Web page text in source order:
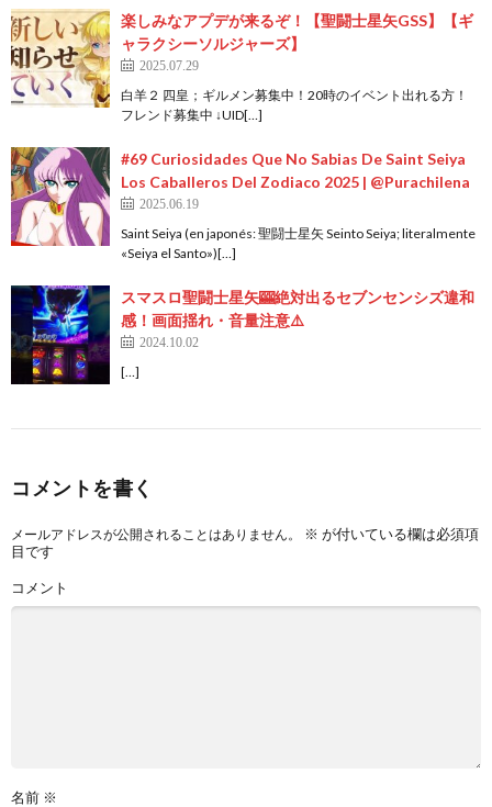
楽しみなアプデが来るぞ！【聖闘士星矢GSS】【ギ
ャラクシーソルジャーズ】
2025.07.29
白羊２ 四皇；ギルメン募集中！20時のイベント出れる方！
フレンド募集中 ↓UID[…]
#69 Curiosidades Que No Sabias De Saint Seiya
Los Caballeros Del Zodiaco 2025 | @Purachilena
2025.06.19
Saint Seiya (en japonés: 聖闘士星矢 Seinto Seiya; literalmente
«Seiya el Santo»)[…]
スマスロ聖闘士星矢🎰絶対出るセブンセンシズ違和
感！画面揺れ・音量注意⚠️
2024.10.02
[…]
コメントを書く
メールアドレスが公開されることはありません。 ※ が付いている欄は必須項
目です
コメント
名前 ※